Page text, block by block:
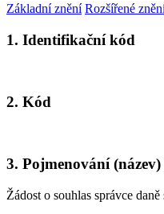
Základní znění Rozšířené
1. Identifikační kód
2. Kód
3. Pojmenování
Žádost o souhlas správce